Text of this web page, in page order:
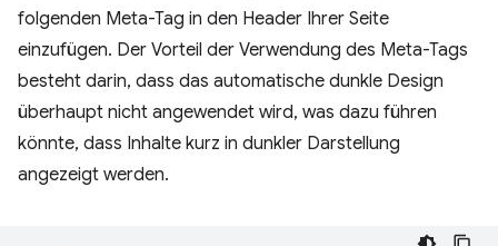
folgenden Meta-Tag in den Header Ihrer Seite
einzufügen. Der Vorteil der Verwendung des Meta-Tags
besteht darin, dass das automatische dunkle Design
überhaupt nicht angewendet wird, was dazu führen
könnte, dass Inhalte kurz in dunkler Darstellung
angezeigt werden.